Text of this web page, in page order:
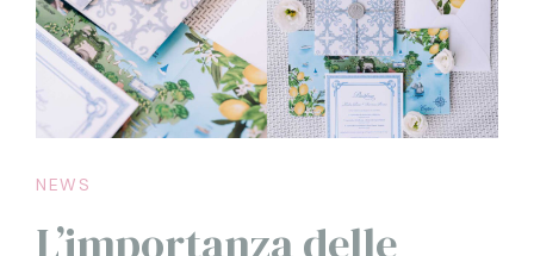
NEWS
L’importanza delle